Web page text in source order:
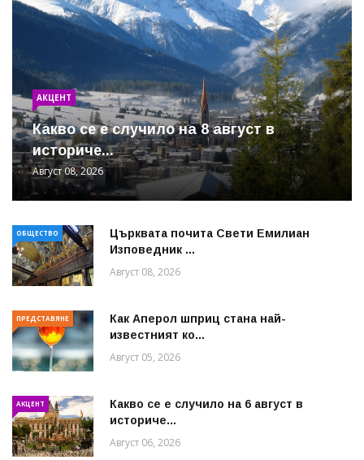
АКЦЕНТ
Какво се е случило на 8 август в
историче...
Август 08, 2026
ОБЩЕСТВО
Църквата почита Свeти Емилиан
Изповедник ...
Август 08, 2026
ПРЕДСТАВЯНЕ
Как Аперол шприц стана най-
известният ко...
Август 05, 2026
АКЦЕНТ
Какво се е случило на 6 август в
историче...
Август 06, 2026